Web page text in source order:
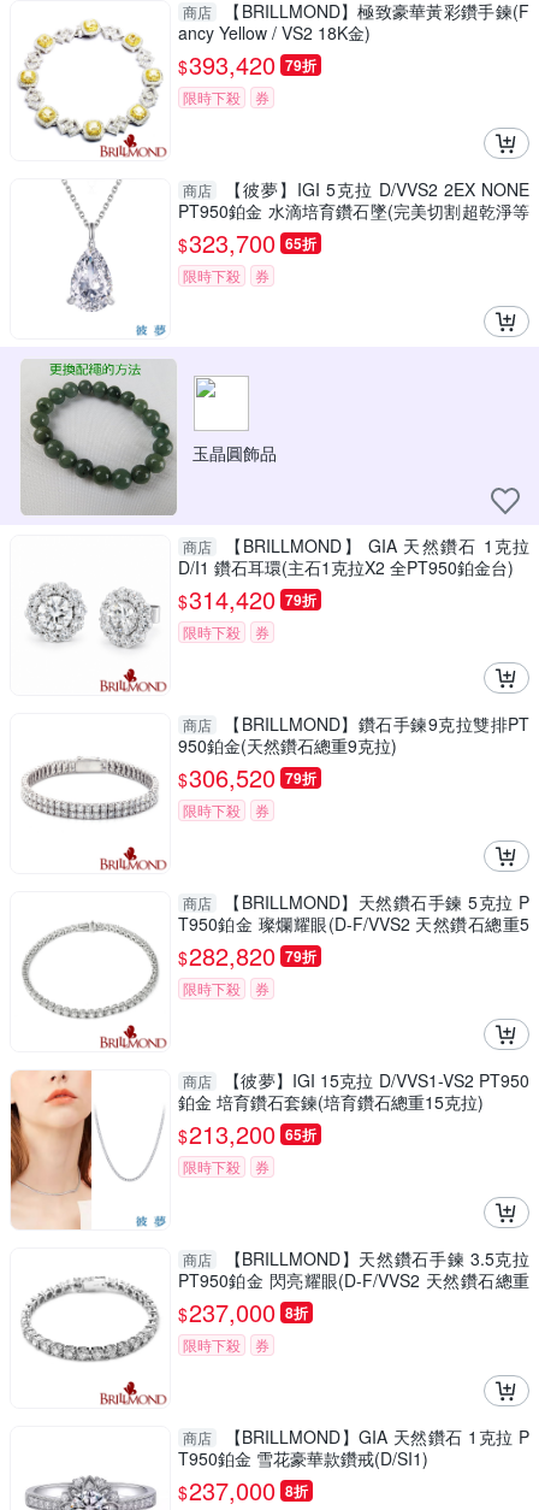
商店
【BRILLMOND】極致豪華黃彩鑽手鍊(F
ancy Yellow / VS2 18K金)
$393,420 79折
限時下殺 券
商店
【彼夢】IGI 5克拉 D/VVS2 2EX NONE
PT950鉑金 水滴培育鑽石墜(完美切割超乾淨等
級)
$323,700 65折
限時下殺 券
玉晶圓飾品
商店
【BRILLMOND】 GIA 天然鑽石 1克拉
D/I1 鑽石耳環(主石1克拉X2 全PT950鉑金台)
$314,420 79折
限時下殺 券
商店
【BRILLMOND】鑽石手鍊9克拉雙排PT
950鉑金(天然鑽石總重9克拉)
$306,520 79折
限時下殺 券
商店
【BRILLMOND】天然鑽石手鍊 5克拉 P
T950鉑金 璨爛耀眼(D-F/VVS2 天然鑽石總重5
克拉)
$282,820 79折
限時下殺 券
商店
【彼夢】IGI 15克拉 D/VVS1-VS2 PT950
鉑金 培育鑽石套鍊(培育鑽石總重15克拉)
$213,200 65折
限時下殺 券
商店
【BRILLMOND】天然鑽石手鍊 3.5克拉
PT950鉑金 閃亮耀眼(D-F/VVS2 天然鑽石總重
3.5克拉)
$237,000 8折
限時下殺 券
商店
【BRILLMOND】GIA 天然鑽石 1克拉 P
T950鉑金 雪花豪華款鑽戒(D/SI1)
$237,000 8折